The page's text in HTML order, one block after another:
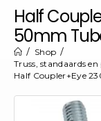
Half
50mm
Shop
Truss, standaards
Half Coupler+Eye